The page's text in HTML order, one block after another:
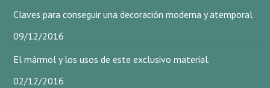
Claves para conseguir una decoración moderna y atemporal
09/12/2016
El mármol y los usos de este exclusivo material.
02/12/2016